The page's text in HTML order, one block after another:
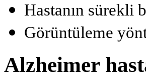
Hastanın sürekli
Görüntüleme
Alzheimer